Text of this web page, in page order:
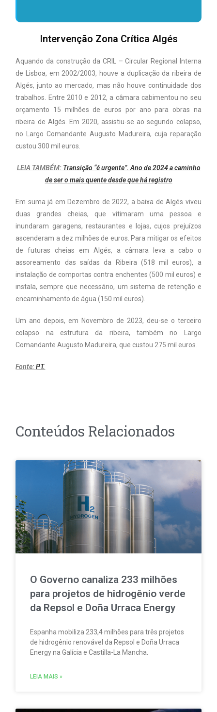
Intervenção Zona Crítica Algés
Aquando da construção da CRIL – Circular Regional Interna
de Lisboa, em 2002/2003, houve a duplicação da ribeira de
Algés, junto ao mercado, mas não houve continuidade dos
trabalhos. Entre 2010 e 2012, a câmara cabimentou no seu
orçamento 15 milhões de euros por ano para obras na
ribeira de Algés. Em 2020, assistiu-se ao segundo colapso,
no Largo Comandante Augusto Madureira, cuja reparação
custou 300 mil euros.
LEIA TAMBÉM: Transição “é urgente”. Ano de 2024 a caminho
de ser o mais quente desde que há registro
Em suma já em Dezembro de 2022, a baixa de Algés viveu
duas grandes cheias, que vitimaram uma pessoa e
inundaram garagens, restaurantes e lojas, cujos prejuízos
ascenderam a dez milhões de euros. Para mitigar os efeitos
de futuras cheias em Algés, a câmara leva a cabo o
assoreamento das saídas da Ribeira (518 mil euros), a
instalação de comportas contra enchentes (500 mil euros) e
instala, sempre que necessário, um sistema de retenção e
encaminhamento de água (150 mil euros).
Um ano depois, em Novembro de 2023, deu-se o terceiro
colapso na estrutura da ribeira, também no Largo
Comandante Augusto Madureira, que custou 275 mil euros.
Fonte:PT.
Conteúdos Relacionados
O Governo canaliza 233 milhões
para projetos de hidrogênio verde
da Repsol e Doña Urraca Energy
Espanha mobiliza 233,4 milhões para três projetos
de hidrogênio renovável da Repsol e Doña Urraca
Energy na Galícia e Castilla-La Mancha.
LEIA MAIS »